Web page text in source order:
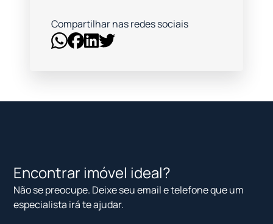
Compartilhar nas redes sociais
Encontrar imóvel ideal?
Não se preocupe. Deixe seu email e telefone que um
especialista irá te ajudar.